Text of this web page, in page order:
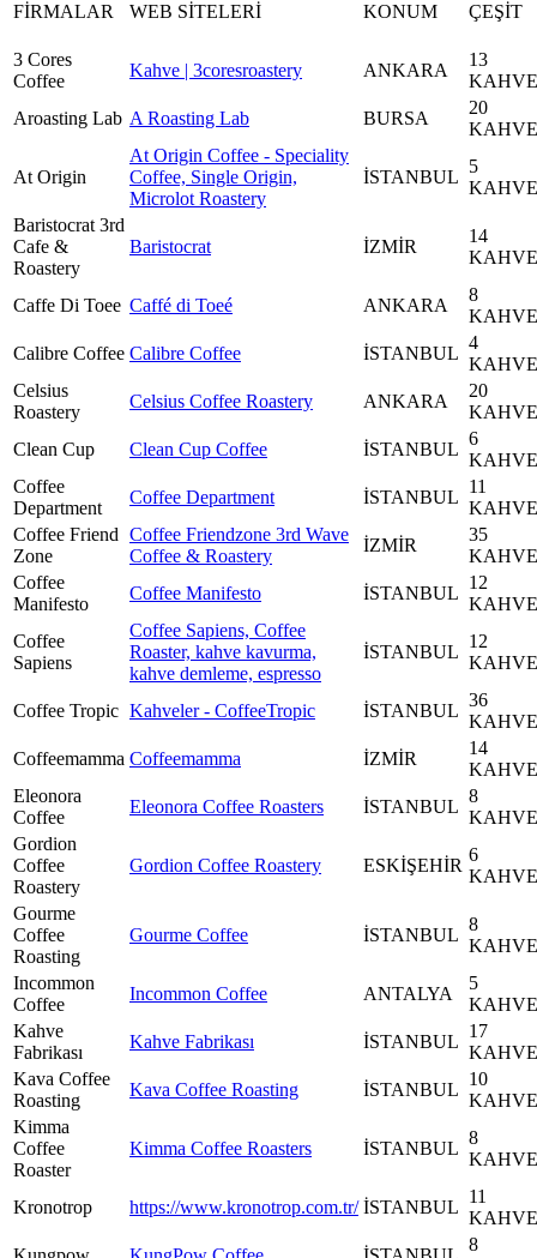
FİRMALAR WEB SİTELERİ KONUM ÇEŞİT
3 Cores
Coffee
Kahve | 3coresroastery ANKARA
13
KAHVE
Aroasting Lab A Roasting Lab BURSA
20
KAHVE
At Origin
At Origin Coffee - Speciality
Coffee, Single Origin,
Microlot Roastery
İSTANBUL
5
KAHVE
Baristocrat 3rd
Cafe &
Roastery
Baristocrat İZMİR
14
KAHVE
Caffe Di Toee Caffé di Toeé ANKARA
8
KAHVE
Calibre Coffee Calibre Coffee İSTANBUL
4
KAHVE
Celsius
Roastery
Celsius Coffee Roastery ANKARA
20
KAHVE
Clean Cup
Clean Cup Coffee İSTANBUL
6
KAHVE
Coffee
Department
Coffee Department İSTANBUL
11
KAHVE
Coffee Friend
Zone
Coffee Friendzone 3rd Wave
Coffee & Roastery
İZMİR
35
KAHVE
Coffee
Manifesto
Coffee Manifesto İSTANBUL
12
KAHVE
Coffee
Sapiens
Coffee Sapiens, Coffee
Roaster, kahve kavurma,
kahve demleme, espresso
İSTANBUL
12
KAHVE
Coffee Tropic Kahveler - CoffeeTropic İSTANBUL
36
KAHVE
Coffeemamma Coffeemamma İZMİR
14
KAHVE
Eleonora
Coffee
Eleonora Coffee Roasters İSTANBUL
8
KAHVE
Gordion
Coffee
Roastery
Gordion Coffee Roastery ESKİŞEHİR
6
KAHVE
Gourme
Coffee
Roasting
Gourme Coffee İSTANBUL
8
KAHVE
Incommon
Coffee
Incommon Coffee ANTALYA
5
KAHVE
Kahve
Fabrikası
Kahve Fabrikası İSTANBUL
17
KAHVE
Kava Coffee
Roasting
Kava Coffee Roasting İSTANBUL
10
KAHVE
Kimma
Coffee
Roaster
Kimma Coffee Roasters İSTANBUL
8
KAHVE
Kronotrop https://www.kronotrop.com.tr/ İSTANBUL
11
KAHVE
8